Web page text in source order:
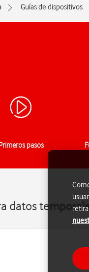
Guías de dispositivos
pasos
datos